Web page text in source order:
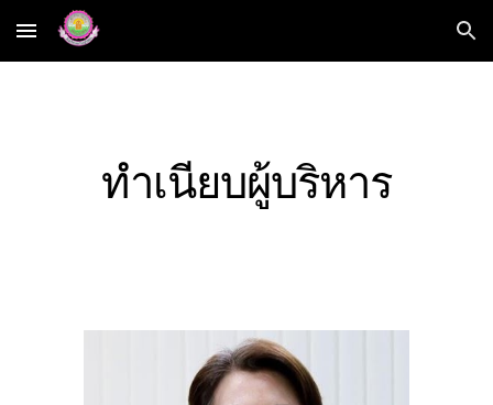
Skip to main content Skip to navigation
ทำเนียบผู้บริหาร